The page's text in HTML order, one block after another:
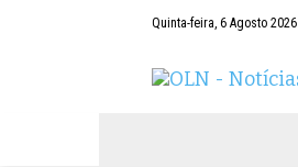
Quinta-feira, 6 Agosto 2026